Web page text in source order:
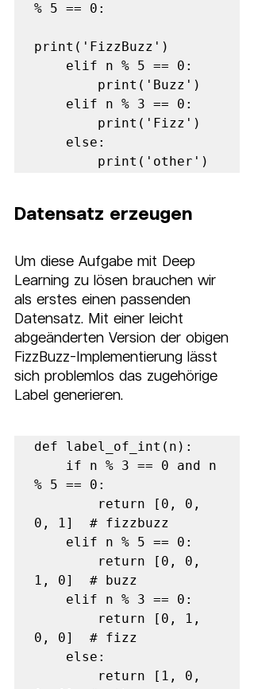
% 5 == 0:
print('FizzBuzz')
        print('other')
Datensatz erzeugen
Um diese Aufgabe mit Deep
Learning zu lösen brauchen wir
als erstes einen passenden
Datensatz. Mit einer leicht
abgeänderten Version der obigen
FizzBuzz-Implementierung lässt
sich problemlos das zugehörige
Label generieren.
def label_of_int(n):
% 5 == 0:
0, 1]  # fizzbuzz
1, 0]  # buzz
0, 0]  # fizz